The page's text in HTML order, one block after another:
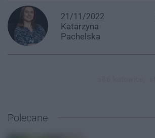
21/11/2022
Katarzyna
Pachelska
Polecane